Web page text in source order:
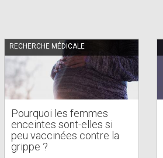
RECHERCHE MÉDICALE
Pourquoi les femmes
enceintes sont-elles si
peu vaccinées contre la
grippe ?